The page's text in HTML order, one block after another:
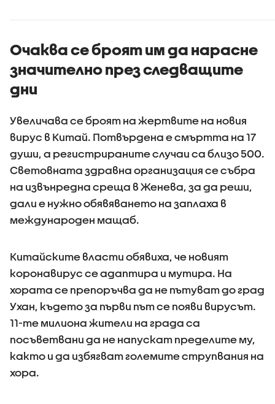
Очаква се броят им да нарасне
значително през следващите
дни
Увеличава се броят на жертвите на новия
вирус в Китай. Потвърдена е смъртта на 17
души, а регистрираните случаи са близо 500.
Световната здравна организация се събра
на извънредна среща в Женева, за да реши,
дали е нужно обявяването на заплаха в
международен мащаб.
Китайските власти обявиха, че новият
коронавирус се адаптира и мутира. На
хората се препоръчва да не пътуват до град
Ухан, където за първи път се появи вирусът.
11-те милиона жители на града са
посъветвани да не напускат пределите му,
както и да избягват големите струпвания на
хора.